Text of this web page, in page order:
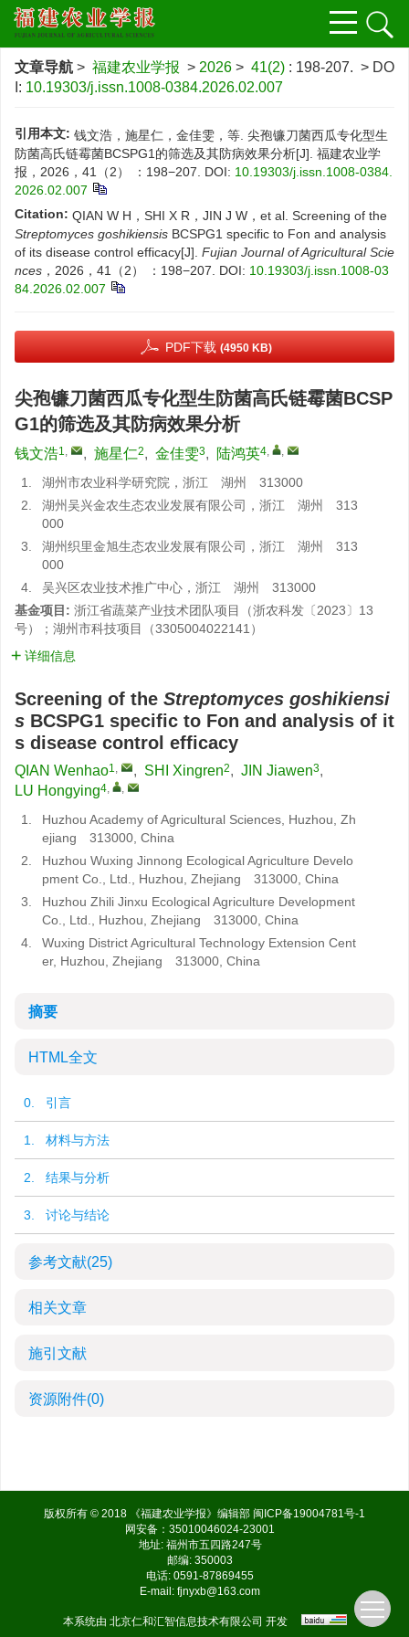
文章导航 > 福建农业学报 > 2026 > 41(2) : 198-207. > DO
I: 10.19303/j.issn.1008-0384.2026.02.007
引用本文: 钱文浩，施星仁，金佳雯，等. 尖孢镰刀菌西瓜专化型生
防菌高氏链霉菌BCSPG1的筛选及其防病效果分析[J]. 福建农业学
报，2026，41（2） ：198−207.
DOI: 10.19303/j.issn.1008-0384.
2026.02.007
Citation: QIAN W H，SHI X R，JIN J W，et al. Screening of the
Streptomyces goshikiensis BCSPG1 specific to Fon and analysis
of its disease control efficacy[J]. Fujian Journal of Agricultural Scie
nces ，2026，41（2） ：198−207. DOI: 10.19303/j.issn.1008-03
84.2026.02.007
PDF下载 (4950 KB)
尖孢镰刀菌西瓜专化型生防菌高氏链霉菌BCSP
G1的筛选及其防病效果分析
钱文浩1, , 施星仁2, 金佳雯3, 陆鸿英4, ,
1.
湖州市农业科学研究院，浙江 湖州 313000
2.
湖州吴兴金农生态农业发展有限公司，浙江 湖州 313
000
3.
湖州织里金旭生态农业发展有限公司，浙江 湖州 313
000
4.
吴兴区农业技术推广中心，浙江 湖州 313000
基金项目: 浙江省蔬菜产业技术团队项目（浙农科发〔2023〕13
号）；湖州市科技项目（3305004022141）
详细信息
Screening of the Streptomyces goshikiensi
s BCSPG1 specific to Fon and analysis of it
s disease control efficacy
QIAN Wenhao1, , SHI Xingren2, JIN Jiawen3,
LU Hongying4, ,
1.
Huzhou Academy of Agricultural Sciences, Huzhou, Zh
ejiang 313000, China
2.
Huzhou Wuxing Jinnong Ecological Agriculture Develo
pment Co., Ltd., Huzhou, Zhejiang 313000, China
3.
Huzhou Zhili Jinxu Ecological Agriculture Development
Co., Ltd., Huzhou, Zhejiang 313000, China
4.
Wuxing District Agricultural Technology Extension Cent
er, Huzhou, Zhejiang 313000, China
摘要
HTML全文
0. 引言
1. 材料与方法
2. 结果与分析
3. 讨论与结论
参考文献(25)
相关文章
施引文献
资源附件(0)
版权所有 © 2018 《福建农业学报》编辑部 闽ICP备19004781号-1
网安备：35010046024-23001
地址: 福州市五四路247号
邮编: 350003
电话: 0591-87869455
E-mail: fjnyxb@163.com
本系统由 北京仁和汇智信息技术有限公司 开发